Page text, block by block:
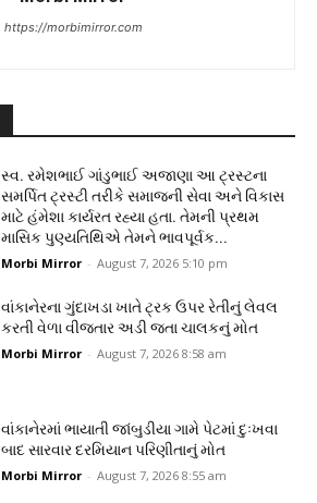
https://morbimirror.com
સ્વ. રમેશભાઈ ગાંડુભાઈ અજાણા આ ટ્રસ્ટના
સમર્પિત ટ્રસ્ટી તરીકે સમાજની સેવા અને વિકાસ
માટે હંમેશા કાર્યરત રહ્યા હતા. તેમની પ્રથમ
માસિક પુણ્યતિથિએ તેમને ભાવપૂર્વક...
Morbi Mirror - August 7, 2026 5:10 pm
વાંકાનેરના ગુંદાખડા ખાતે ટ્રક ઉપર રેતીનું લેવલ
કરતી વેળા વીજતાર અડી જતા ચાલકનું મોત
Morbi Mirror - August 7, 2026 8:58 am
વાંકાનેરમાં ભાયાતી જાંબુડીયા ગામે પેટમાં દુઃખવા
બાદ સારવાર દરમિયાન પરિણીતાનું મોત
Morbi Mirror - August 7, 2026 8:55 am